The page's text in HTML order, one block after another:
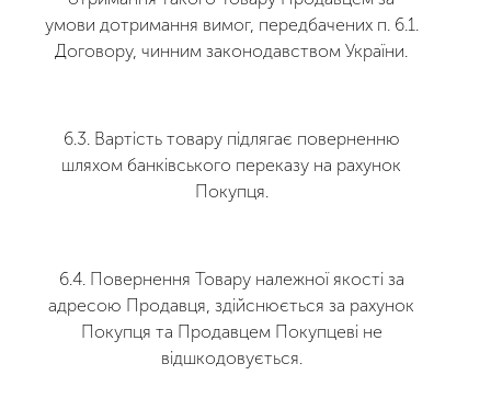
умови дотримання вимог, передбачених п. 6.1.
Договору, чинним законодавством України.
6.3. Вартість товару підлягає поверненню
шляхом банківського переказу на рахунок
Покупця.
6.4. Повернення Товару належної якості за
адресою Продавця, здійснюється за рахунок
Покупця та Продавцем Покупцеві не
відшкодовується.